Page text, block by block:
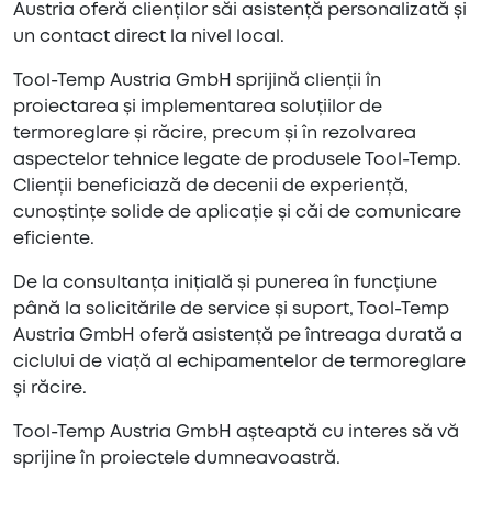
Austria oferă clienților săi asistență personalizată și
un contact direct la nivel local.
Tool-Temp Austria GmbH sprijină clienții în
proiectarea și implementarea soluțiilor de
termoreglare și răcire, precum și în rezolvarea
aspectelor tehnice legate de produsele Tool-Temp.
Clienții beneficiază de decenii de experiență,
cunoștințe solide de aplicație și căi de comunicare
eficiente.
De la consultanța inițială și punerea în funcțiune
până la solicitările de service și suport, Tool-Temp
Austria GmbH oferă asistență pe întreaga durată a
ciclului de viață al echipamentelor de termoreglare
și răcire.
Tool-Temp Austria GmbH așteaptă cu interes să vă
sprijine în proiectele dumneavoastră.